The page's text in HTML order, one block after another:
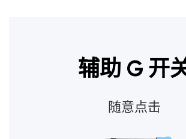
辅助 G 开
随意点击